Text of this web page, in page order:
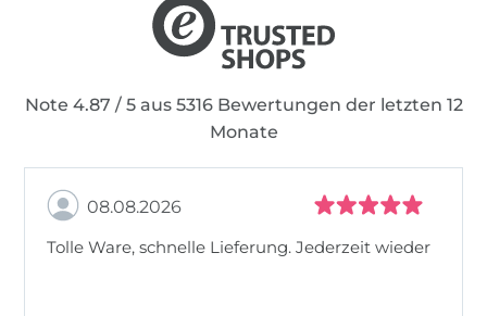
Note 4.87 / 5 aus 5316 Bewertungen der letzten 12
Monate
08.08.2026
Tolle Ware, schnelle Lieferung. Jederzeit wieder